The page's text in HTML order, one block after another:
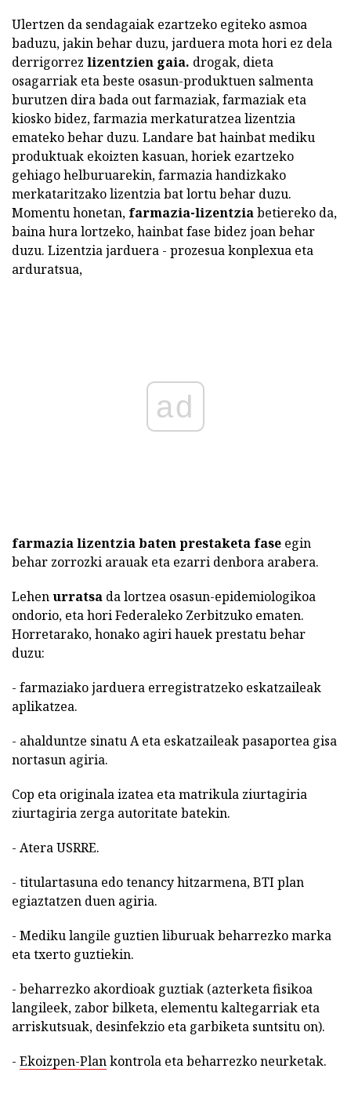
Ulertzen da sendagaiak ezartzeko egiteko asmoa
baduzu, jakin behar duzu, jarduera mota hori ez dela
derrigorrez lizentzien gaia. drogak, dieta
osagarriak eta beste osasun-produktuen salmenta
burutzen dira bada out farmaziak, farmaziak eta
kiosko bidez, farmazia merkaturatzea lizentzia
emateko behar duzu. Landare bat hainbat mediku
produktuak ekoizten kasuan, horiek ezartzeko
gehiago helburuarekin, farmazia handizkako
merkataritzako lizentzia bat lortu behar duzu.
Momentu honetan, farmazia-lizentziabetiereko da,
baina hura lortzeko, hainbat fase bidez joan behar
duzu. Lizentzia jarduera - prozesua konplexua eta
arduratsua,
ad
farmazia lizentzia baten prestaketa fase egin
behar zorrozki arauak eta ezarri denbora arabera.
Lehenurratsa da lortzea osasun-epidemiologikoa
ondorio, eta hori Federaleko Zerbitzuko ematen.
Horretarako, honako agiri hauek prestatu behar
duzu:
- farmaziako jarduera erregistratzeko eskatzaileak
aplikatzea.
- ahalduntze sinatu A eta eskatzaileak pasaportea gisa
nortasun agiria.
Cop eta originala izatea eta matrikula ziurtagiria
ziurtagiria zerga autoritate batekin.
- Atera USRRE.
- titulartasuna edo tenancy hitzarmena, BTI plan
egiaztatzen duen agiria.
- Mediku langile guztien liburuak beharrezko marka
eta txerto guztiekin.
- beharrezko akordioak guztiak (azterketa fisikoa
langileek, zabor bilketa, elementu kaltegarriak eta
arriskutsuak, desinfekzio eta garbiketa suntsitu on).
- Ekoizpen-Plankontrola eta beharrezko neurketak.